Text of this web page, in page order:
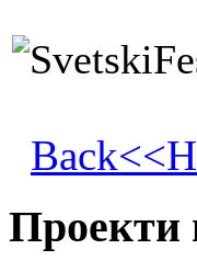
Проекти